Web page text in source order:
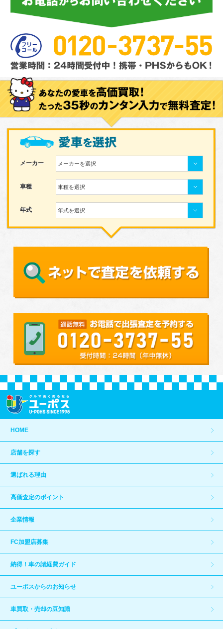
メーカー メーカーを選択
車種 車種を選択
年式 年式を選択
HOME
店舗を探す
選ばれる理由
高価査定のポイント
企業情報
FC加盟店募集
納得！車の諸経費ガイド
ユーポスからのお知らせ
車買取・売却の豆知識